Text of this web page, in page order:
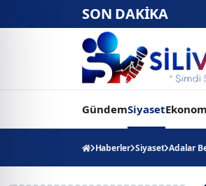
SON DAKİKA
GündemSiyaset
Haberler Siyaset Adalar